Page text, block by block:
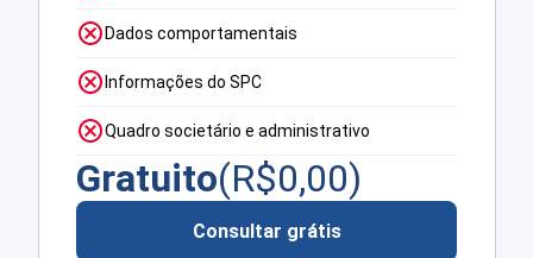
Dados comportamentais
Informações do SPC
Quadro societário e administrativo
Gratuito(R$0,00)
Consultar grátis